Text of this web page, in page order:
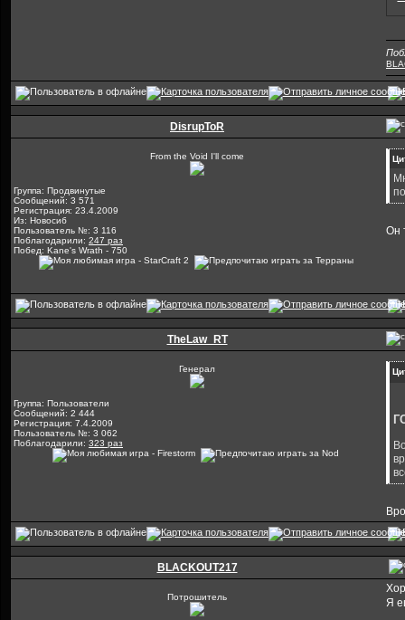
DisrupToR
From the Void I'll come
Группа: Продвинутые
Сообщений: 3 571
Регистрация: 23.4.2009
Из: Новосиб
Пользователь №: 3 116
Поблагодарили: 247 раз
Побед: Kane's Wrath - 750
Он
TheLaw_RT
Генерал
Группа: Пользователи
Сообщений: 2 444
Регистрация: 7.4.2009
Пользователь №: 3 062
Поблагодарили: 323 раз
BLACKOUT217
Потрошитель
Я